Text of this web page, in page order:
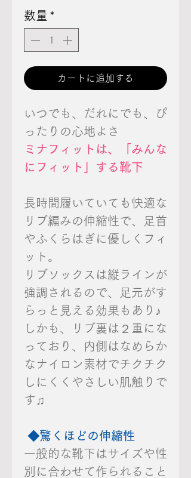
数量 *
カートに追加する
いつでも、だれにでも、ぴ
ったりの心地よさ
ミナフィットは、「みんな
にフィット」する靴下
長時間履いていても快適な
リブ編みの伸縮性で、足首
やふくらはぎに優しくフィ
ット。
リブソックスは縦ラインが
強調されるので、足元がす
らっと見える効果もあり♪
しかも、リブ裏は２重にな
っており、内側はなめらか
なナイロン素材でチクチク
しにくくやさしい肌触りで
す♫
◆驚くほどの伸縮性
一般的な靴下はサイズや性
別に合わせて作られること